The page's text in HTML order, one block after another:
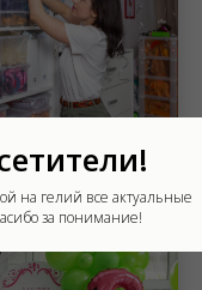
на гелий все актуальные
за понимание!
Карты